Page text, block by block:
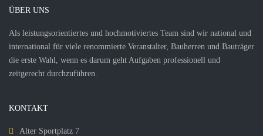
ÜBER UNS
Als leistungsorientiertes und hochmotiviertes Team sind wir national und
international für viele renommierte Veranstalter, Bauherren und Bauträger
die erste Wahl, wenn es darum geht Aufgaben professionell und
zeitgerecht durchzuführen.
KONTAKT
Alter Sportplatz 7